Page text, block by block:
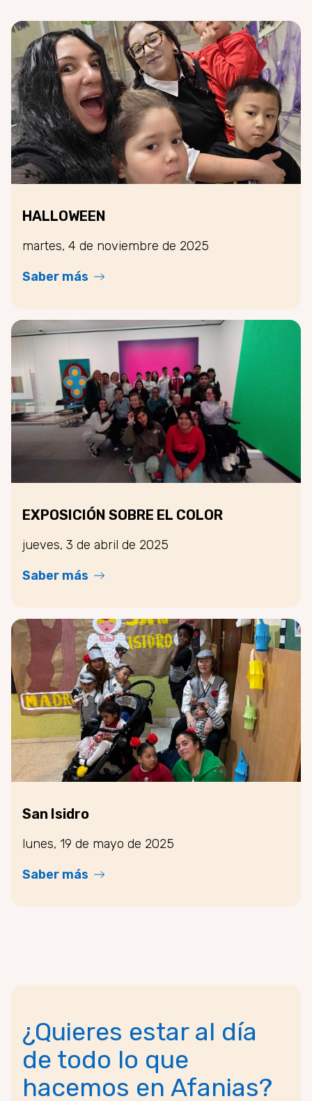
HALLOWEEN
martes, 4 de noviembre de 2025
Saber más
EXPOSICIÓN SOBRE EL COLOR
jueves, 3 de abril de 2025
Saber más
San Isidro
lunes, 19 de mayo de 2025
Saber más
¿Quieres estar al día
de todo lo que
hacemos en Afanias?